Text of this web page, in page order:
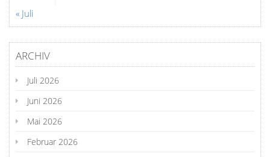
« Juli
ARCHIV
Juli 2026
Juni 2026
Mai 2026
Februar 2026